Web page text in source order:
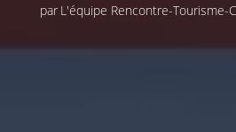
par L'équipe Rencontre-Tourisme-